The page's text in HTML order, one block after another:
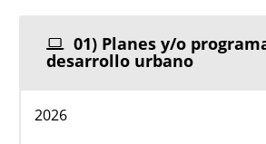
01) Planes y/o
desarrollo urbano
2026